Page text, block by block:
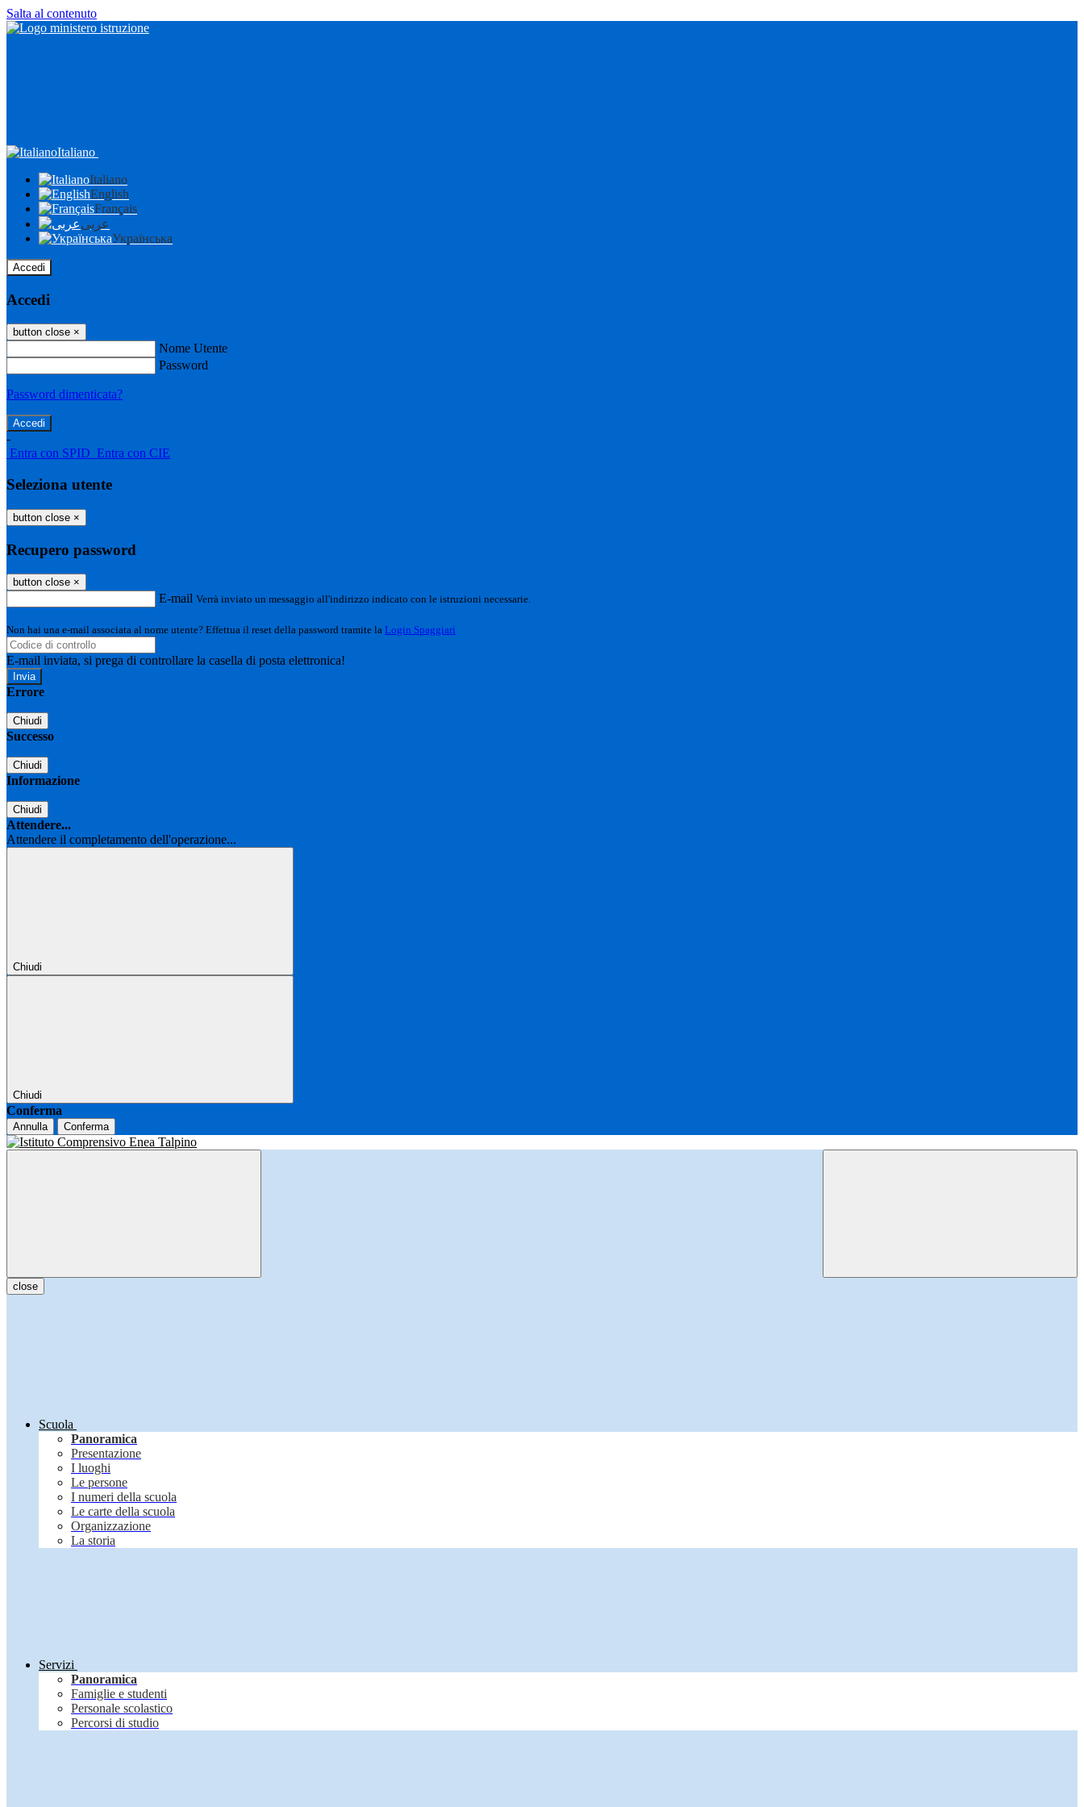
Salta al contenuto
Italiano
Italiano
English
Français
عربى
Українська
Accedi
Accedi
button close ×
Nome Utente
Password
Password dimenticata?
-
Entra con SPID Entra con CIE
Seleziona utente
button close ×
Recupero password
button close ×
E-mail Verrà inviato un messaggio all'indirizzo indicato con le istruzioni necessarie.
Non hai una e-mail associata al nome utente? Effettua il reset della password tramite la Login Spaggiari
E-mail inviata, si prega di controllare la casella di posta elettronica!
Errore
Chiudi
Successo
Chiudi
Informazione
Chiudi
Attendere...
Attendere il completamento dell'operazione...
Chiudi
Chiudi
Conferma
Annulla Conferma
close
Scuola
Panoramica
Presentazione
I luoghi
Le persone
I numeri della scuola
Le carte della scuola
Organizzazione
La storia
Servizi
Panoramica
Famiglie e studenti
Personale scolastico
Percorsi di studio